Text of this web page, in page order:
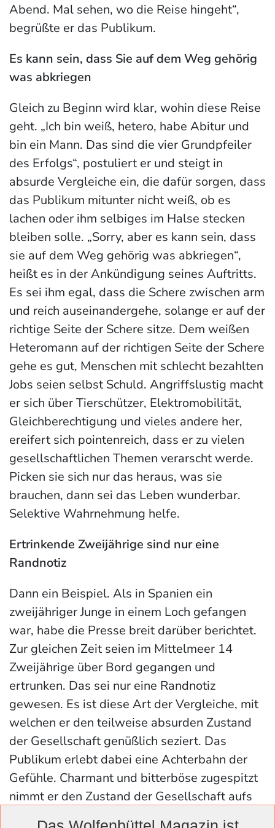
Abend. Mal sehen, wo die Reise hingeht“,
begrüßte er das Publikum.
Es kann sein, dass Sie auf dem Weg gehörig
was abkriegen
Gleich zu Beginn wird klar, wohin diese Reise
geht. „Ich bin weiß, hetero, habe Abitur und
bin ein Mann. Das sind die vier Grundpfeiler
des Erfolgs“, postuliert er und steigt in
absurde Vergleiche ein, die dafür sorgen, dass
das Publikum mitunter nicht weiß, ob es
lachen oder ihm selbiges im Halse stecken
bleiben solle. „Sorry, aber es kann sein, dass
sie auf dem Weg gehörig was abkriegen“,
heißt es in der Ankündigung seines Auftritts.
Es sei ihm egal, dass die Schere zwischen arm
und reich auseinandergehe, solange er auf der
richtige Seite der Schere sitze. Dem weißen
Heteromann auf der richtigen Seite der Schere
gehe es gut, Menschen mit schlecht bezahlten
Jobs seien selbst Schuld. Angriffslustig macht
er sich über Tierschützer, Elektromobilität,
Gleichberechtigung und vieles andere her,
ereifert sich pointenreich, dass er zu vielen
gesellschaftlichen Themen verarscht werde.
Picken sie sich nur das heraus, was sie
brauchen, dann sei das Leben wunderbar.
Selektive Wahrnehmung helfe.
Ertrinkende Zweijährige sind nur eine
Randnotiz
Dann ein Beispiel. Als in Spanien ein
zweijähriger Junge in einem Loch gefangen
war, habe die Presse breit darüber berichtet.
Zur gleichen Zeit seien im Mittelmeer 14
Zweijährige über Bord gegangen und
ertrunken. Das sei nur eine Randnotiz
gewesen. Es ist diese Art der Vergleiche, mit
welchen er den teilweise absurden Zustand
der Gesellschaft genüßlich seziert. Das
Publikum erlebt dabei eine Achterbahn der
Gefühle. Charmant und bitterböse zugespitzt
nimmt er den Zustand der Gesellschaft aufs